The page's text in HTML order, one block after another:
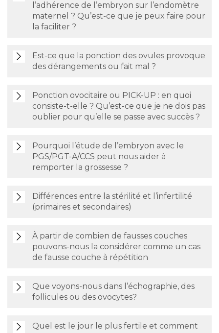
l’adhérence de l’embryon sur l’endomètre
maternel ? Qu’est-ce que je peux faire pour
la faciliter ?
Est-ce que la ponction des ovules provoque
des dérangements ou fait mal ?
Ponction ovocitaire ou PICK-UP : en quoi
consiste-t-elle ? Qu’est-ce que je ne dois pas
oublier pour qu’elle se passe avec succès ?
Pourquoi l’étude de l’embryon avec le
PGS/PGT-A/CCS peut nous aider à
remporter la grossesse ?
Différences entre la stérilité et l’infertilité
(primaires et secondaires)
À partir de combien de fausses couches
pouvons-nous la considérer comme un cas
de fausse couche à répétition
Que voyons-nous dans l’échographie, des
follicules ou des ovocytes?
Quel est le jour le plus fertile et comment